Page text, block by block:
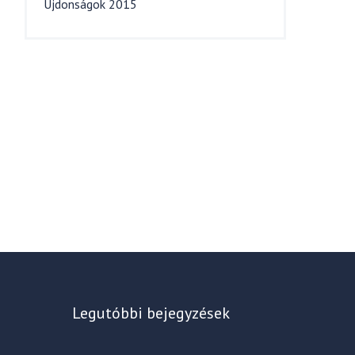
Újdonságok 2015
Legutóbbi bejegyzések